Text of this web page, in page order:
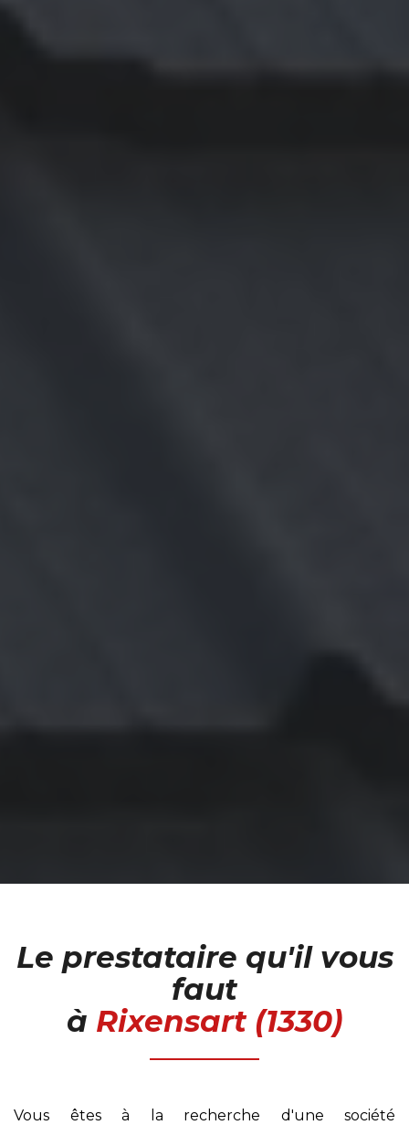
Le prestataire qu'il vous
faut
à Rixensart (1330)
Vous êtes à la recherche d'une société